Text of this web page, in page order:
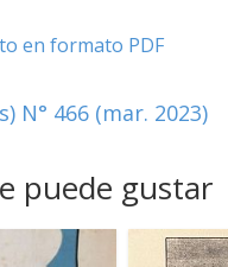
en formato PDF
N° 466 (mar. 2023)
puede gustar